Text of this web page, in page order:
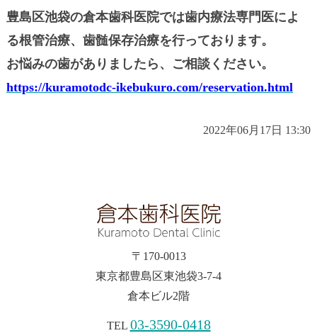
豊島区池袋の倉本歯科医院では歯内療法専門医によ
る根管治療、歯髄保存治療を行っております。
お悩みの歯がありましたら、ご相談ください。
https://kuramotodc-ikebukuro.com/reservation.html
2022年06月17日 13:30
〒170-0013
東京都豊島区東池袋3-7-4
倉本ビル2階
TEL 03-3590-0418